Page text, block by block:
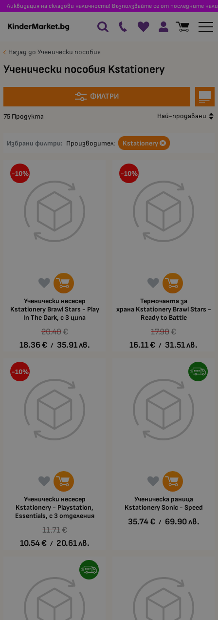
Ликвидация на складови наличности! Възползвайте се от последните
Назад до Ученически пособия
Ученически пособия Kstationery
ФИЛТРИ
75 Продукта Най-продавани
Избрани филтри: Производител: Kstationery
Ученически несесер
Kstationery Brawl Stars - Play
In The Dark, с 3 ципа
20.40 €
18.36€ / 35.91лв.
-10%
Термочанта за
храна Kstationery Brawl Stars -
Ready to Battle
17.90€
16.11€ / 31.51лв.
-10%
Ученически несесер
Kstationery - Playstation,
Essentials, с 3 отделения
11.71 €
10.54€ / 20.61лв.
-10%
Ученическа раница
Kstationery Sonic - Speed
35.74€ / 69.90лв.